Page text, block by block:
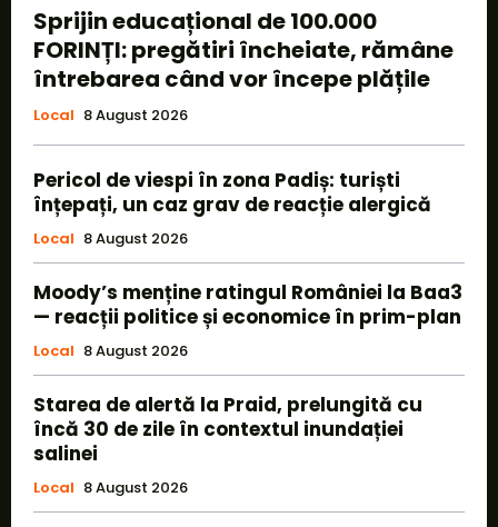
Sprijin educațional de 100.000
FORINȚI: pregătiri încheiate, rămâne
întrebarea când vor începe plățile
Local 8 August 2026
Pericol de viespi în zona Padiș: turiști
înțepați, un caz grav de reacție alergică
Local 8 August 2026
Moody’s menține ratingul României la Baa3
— reacții politice și economice în prim-plan
Local 8 August 2026
Starea de alertă la Praid, prelungită cu
încă 30 de zile în contextul inundației
salinei
Local 8 August 2026